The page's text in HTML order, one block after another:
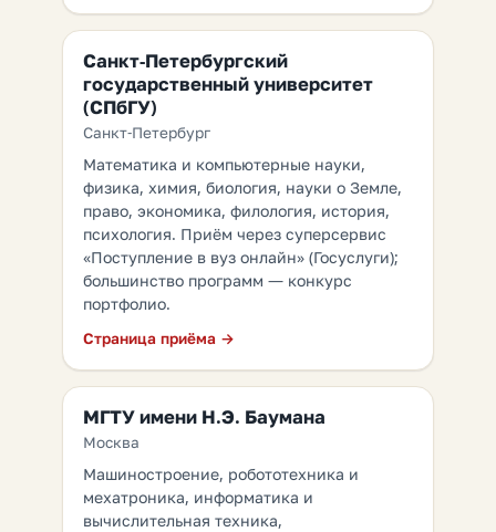
Санкт-Петербургский
государственный университет
(СПбГУ)
Санкт-Петербург
Математика и компьютерные науки,
физика, химия, биология, науки о Земле,
право, экономика, филология, история,
психология. Приём через суперсервис
«Поступление в вуз онлайн» (Госуслуги);
большинство программ — конкурс
портфолио.
Страница приёма →
МГТУ имени Н.Э. Баумана
Москва
Машиностроение, робототехника и
мехатроника, информатика и
вычислительная техника,